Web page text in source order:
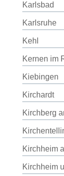
Karlsbad
Karlsruhe
Kehl
Kernen im
Kiebingen
Kirchardt
Kirchberg
Kirchheim
Kirchheim